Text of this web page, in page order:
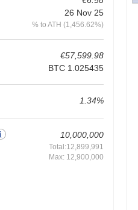
26 Nov 25
% to ATH (1,456.62%)
€57,599.98
BTC 1.025435
1.34%
10,000,000
Total:12,899,991
Max: 12,900,000